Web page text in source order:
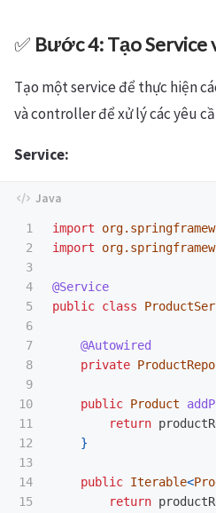
✅ Bước 4: Tạo
Tạo một service để thực hiện
và controller để xử lý các yêu
Service:
1
2
3
4
5
6
7
8
9
10
11
12
13
14
15
import
import
@Service
public class
@Autowired
private
public Product
return
}
public Iterable<
return